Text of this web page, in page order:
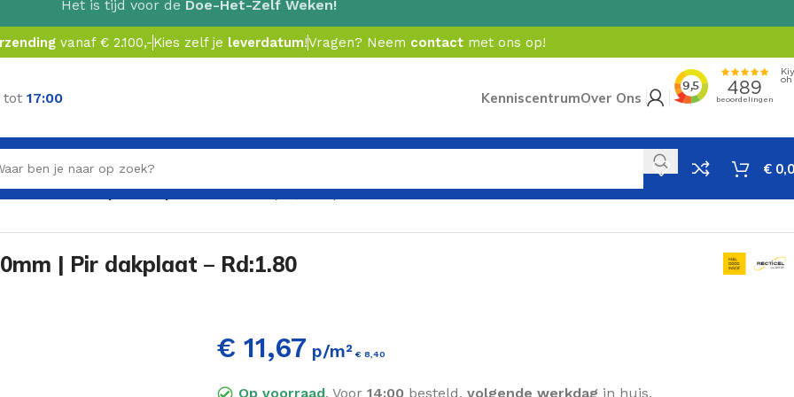
Het is tijd voor de Doe-Het-Zelf Weken!
vanaf € 2.100,-Kies zelf je leverdatum!Vragen? Neem contact met ons op!
tot 17:00 KenniscentrumOver Ons
€
| Pir dakplaat – Rd:1.80 (=0,72m²)
| Pir dakplaat – Rd:1.80
€ 11,67 p/m² € 8,40
Op voorraad. Voor 14:00 besteld, volgende werkdag in huis.